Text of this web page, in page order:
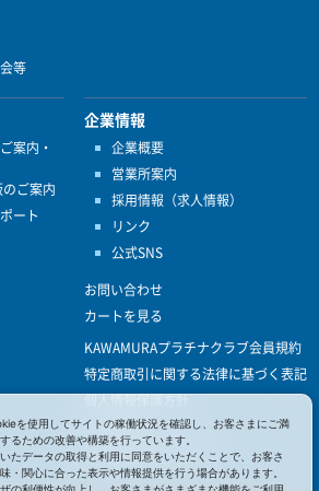
等
案内・
ご案内
ート
企業情報
企業概要
営業所案内
採用情報（求人情報）
リンク
公式SNS
お問い合わせ
カートを見る
KAWAMURAプラチナクラブ会員規約
特定商取引に関する法律に基づく表記
個人情報保護方針
ISO9001
健康経営優良法人認定
を使用してサイトの稼働状況を確認し、お客さまにご満
るための改善や構築を行っています。
たデータの取得と利用に同意をいただくことで、お客さ
・関心に合った表示や情報提供を行う場合があります。